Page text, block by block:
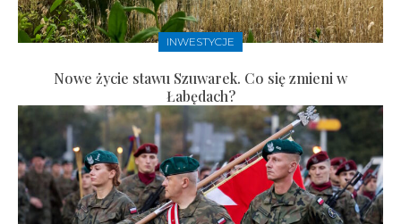
INWESTYCJE
Nowe życie stawu Szuwarek. Co się zmieni w
Łabędach?